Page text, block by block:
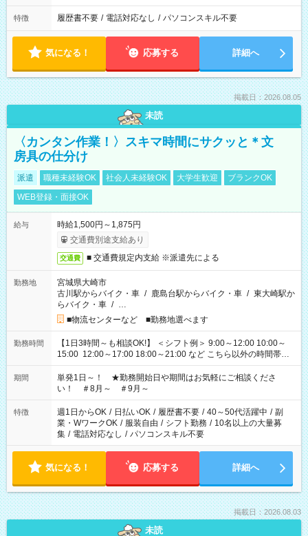
特徴 履歴書不要 / 電話対応なし / パソコンスキル不要
気になる！ 応募する 詳細へ
掲載日：2026.08.05
未読
〈カンタン作業！〉スキマ時間にサクッと＊文
房具の仕分け
派遣 職種未経験OK 社会人未経験OK 大学生歓迎
ブランクOK
WEB登録・面接OK
給与
時給1,500円～1,875円
交通費別途支給あり
交通費 ■ 交通費規定内支給 ※派遣先による
勤務地
宮城県大崎市
古川駅からバイク・車 / 鹿島台駅からバイク・車 / 東大崎駅か
らバイク・車 / …
■物流センターなど ■勤務地選べます
勤務時間
【1日3時間～も相談OK!】 ＜シフト例＞ 9:00～12:00 10:00～
15:00 12:00～17:00 18:00～21:00 など こちら以外の時間帯も
お気軽にご相談ください！
期間
単発1日～！ ★勤務開始日や期間はお気軽にご相談くださ
い！ ＃8月～ ＃9月～
特徴 週1日からOK / 日払いOK / 履歴書不要 / 40～50代活躍中 / 副
業・WワークOK / 服装自由 / シフト勤務 / 10名以上の大量募
集 / 電話対応なし / パソコンスキル不要
気になる！ 応募する 詳細へ
掲載日：2026.08.03
未読